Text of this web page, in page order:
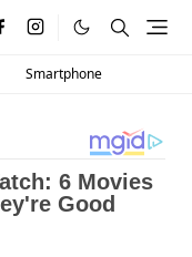
Smartphone